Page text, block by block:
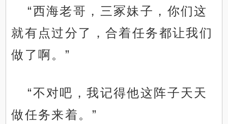
“西海老哥，三冢妹子，你们这
就有点过分了，合着任务都让我们
做了啊。”
“不对吧，我记得他这阵子天天
做任务来着。”